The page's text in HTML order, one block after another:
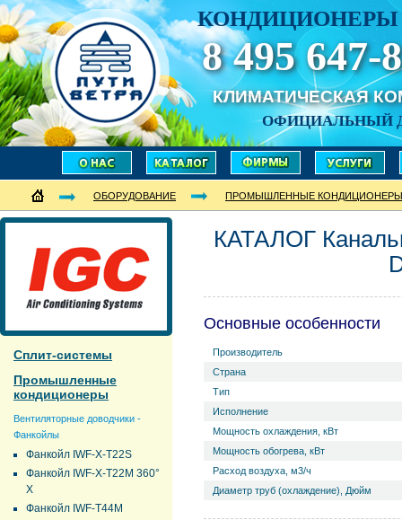
КОНДИЦИОНЕРЫ
8 495 647-
КЛИМАТИЧЕСКАЯ
ОФИЦИАЛЬНЫЙ
ОБОРУДОВАНИЕ ПРОМЫШЛЕННЫЕ КОНДИЦИОНЕРЫ
Сплит-системы
Промышленные
кондиционеры
Вентиляторные доводчики -
Фанкойлы
Фанкойл IWF-X-T22S
Фанкойл IWF-X-T22M 360°
Х
Фанкойл IWF-T44M
КАТАЛОГ
Основные особенности
Производитель
Страна
Тип
Исполнение
Мощность охлаждения, кВт
Мощность обогрева, кВт
Расход воздуха, м3/ч
Диаметр труб (охлаждение), Дюйм